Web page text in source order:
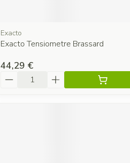
Exacto
Exacto Tensiometre Brassard
44,29 €
Quantité